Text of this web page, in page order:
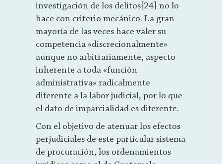
investigación de los delitos[24] no lo
hace con criterio mecánico. La gran
mayoría de las veces hace valer su
competencia «discrecionalmente»
aunque no arbitrariamente, aspecto
inherente a toda «función
administrativa» radicalmente
diferente a la labor judicial, por lo que
el dato de imparcialidad es diferente.
Con el objetivo de atenuar los efectos
perjudiciales de este particular sistema
de procuración, los ordenamientos